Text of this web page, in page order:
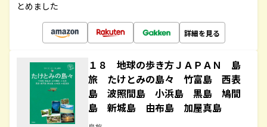
とめました
詳細を見る
１８ 地球の歩き方ＪＡＰＡＮ 島
旅 たけとみの島々 竹富島 西表
島 波照間島 小浜島 黒島 鳩間
島 新城島 由布島 加屋真島